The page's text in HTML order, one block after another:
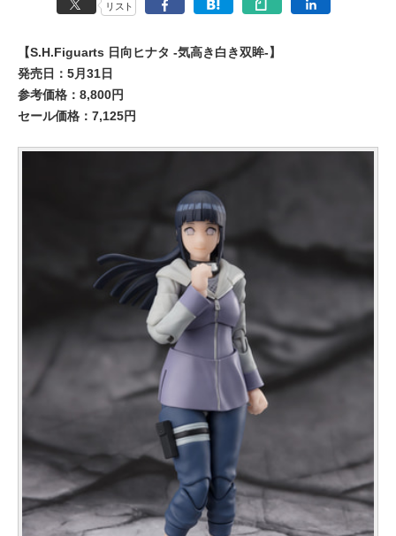
リスト
【S.H.Figuarts 日向ヒナタ -気高き白き双眸-】
発売日：5月31日
参考価格：8,800円
セール価格：7,125円